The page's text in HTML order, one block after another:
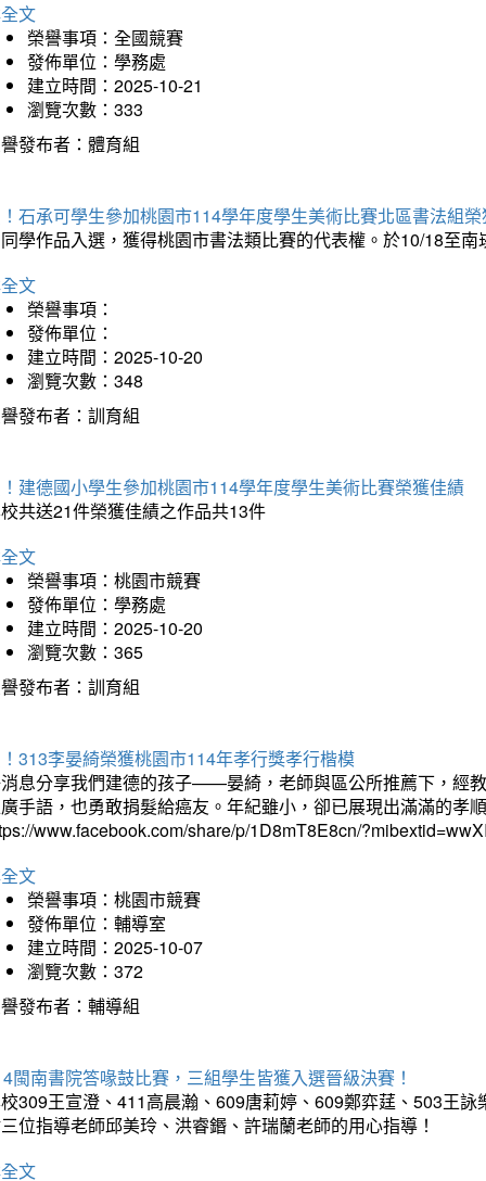
文
榮譽事項：全國競賽
發佈單位：學務處
建立時間：2025-10-21
瀏覽次數：333
發布者：體育組
石承可學生參加桃園市114學年度學生美術比賽北區書法組
學作品入選，獲得桃園市書法類比賽的代表權。於10/18至
文
榮譽事項：
發佈單位：
建立時間：2025-10-20
瀏覽次數：348
發布者：訓育組
建德國小學生參加桃園市114學年度學生美術比賽榮獲佳績
共送21件榮獲佳績之作品共13件
文
榮譽事項：桃園市競賽
發佈單位：學務處
建立時間：2025-10-20
瀏覽次數：365
發布者：訓育組
313李晏綺榮獲桃園市114年孝行獎孝行楷模
息分享我們建德的孩子——晏綺，老師與區公所推薦下，經
手語，也勇敢捐髮給癌友。年紀雖小，卻已展現出滿滿的孝
www.facebook.com/share/p/1D8mT8E8cn/
文
榮譽事項：桃園市競賽
發佈單位：輔導室
建立時間：2025-10-07
瀏覽次數：372
發布者：輔導組
閩南書院答喙鼓比賽，三組學生皆獲入選晉級決賽！
309王宣澄、411高晨瀚、609唐莉婷、609鄭弈莛、503王
位指導老師邱美玲、洪睿鍲、許瑞蘭老師的用心指導！
文